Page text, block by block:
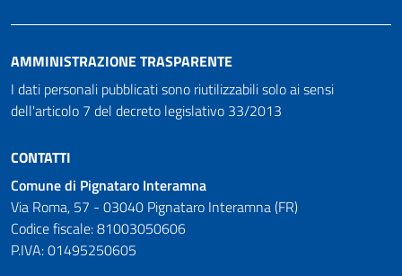
AMMINISTRAZIONE TRASPARENTE
I dati personali pubblicati sono riutilizzabili solo ai sensi
dell'articolo 7 del decreto legislativo 33/2013
CONTATTI
Comune di Pignataro Interamna
Via Roma, 57 - 03040 Pignataro Interamna (FR)
Codice fiscale: 81003050606
P.IVA: 01495250605